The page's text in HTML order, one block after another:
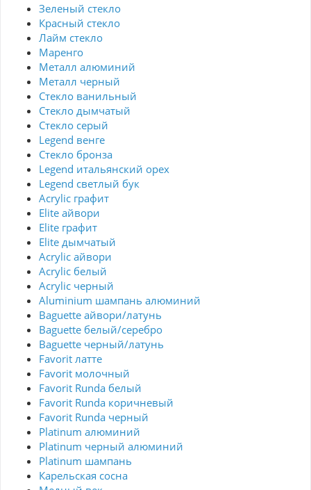
Зеленый стекло
Красный стекло
Лайм стекло
Маренго
Металл алюминий
Металл черный
Стекло ванильный
Стекло дымчатый
Стекло серый
Legend венге
Стекло бронза
Legend итальянский орех
Legend светлый бук
Acrylic графит
Elite айвори
Elite графит
Elite дымчатый
Acrylic айвори
Acrylic белый
Acrylic черный
Aluminium шампань алюминий
Baguette айвори/латунь
Baguette белый/серебро
Baguette черный/латунь
Favorit латте
Favorit молочный
Favorit Runda белый
Favorit Runda коричневый
Favorit Runda черный
Platinum алюминий
Platinum черный алюминий
Platinum шампань
Карельская сосна